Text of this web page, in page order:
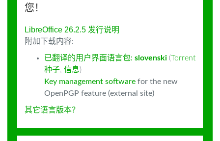
您！
LibreOffice 26.2.5 发行说明
附加下载内容:
已翻译的用户界面语言包: slovenski (Torrent
种子, 信息)
Key management software for the new
OpenPGP feature (external site)
其它语言版本？